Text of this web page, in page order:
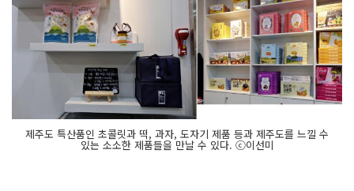
제주도 특산품인 초콜릿과 떡, 과자, 도자기 제품 등과 제주도를 느낄 수
있는 소소한 제품들을 만날 수 있다. ⓒ이선미